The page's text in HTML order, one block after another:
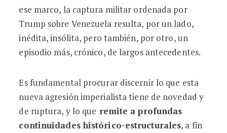
ese marco, la captura militar ordenada por
Trump sobre Venezuela resulta, por un lado,
inédita, insólita, pero también, por otro, un
episodio más, crónico, de largos antecedentes.
Es fundamental procurar discernir lo que esta
nueva agresión imperialista tiene de novedad y
de ruptura, y lo que remite a profundas
continuidades histórico-estructurales, a fin